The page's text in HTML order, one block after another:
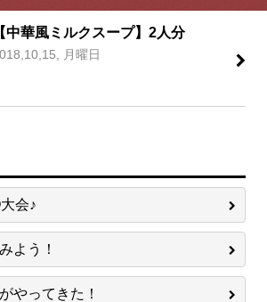
【中華風ミルクスープ】2人分
月曜日
会♪
よう！
やってきた！